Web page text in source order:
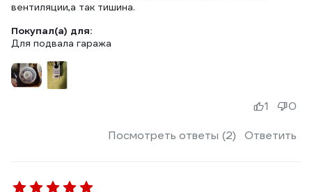
вентиляции,а так тишина.
Покупал(а) для:
Для подвала гаража
Посмотреть ответы (2) Ответить
1 0